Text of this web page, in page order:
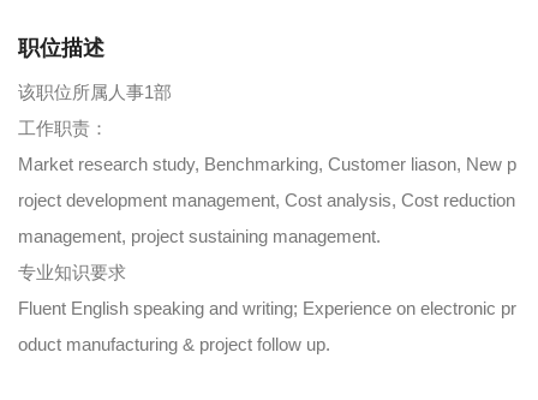
职位描述
该职位所属人事1部
工作职责：
Market research study, Benchmarking, Customer liason, New p
roject development management, Cost analysis, Cost reduction
management, project sustaining management.
专业知识要求
Fluent English speaking and writing; Experience on electronic pr
oduct manufacturing & project follow up.